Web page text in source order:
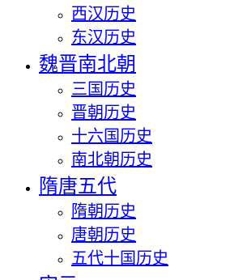
西汉历史
东汉历史
魏晋南北朝
三国历史
晋朝历史
十六国历史
南北朝历史
隋唐五代
隋朝历史
唐朝历史
五代十国历史